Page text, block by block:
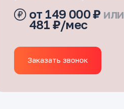
от 149 000 ₽ или
481 ₽/мес
Заказать звонок